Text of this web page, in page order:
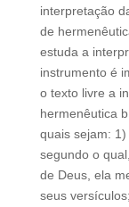
interpretação
de
estuda a
instrumento é
o texto livre a
hermenêutica
quais sejam:
segundo o
de Deus, ela
seus